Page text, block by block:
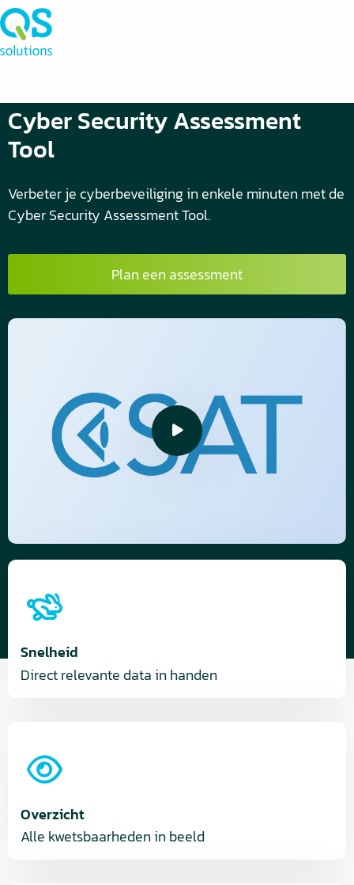
Cyber Security Assessment
Tool
Verbeter je cyberbeveiliging in enkele minuten met de
Cyber Security Assessment Tool.
Plan een assessment
Speel
video
Snelheid
Direct relevante data in handen
Overzicht
Alle kwetsbaarheden in beeld